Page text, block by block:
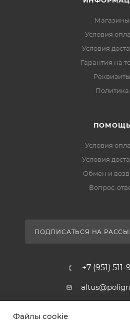
Магазины
Условия
Условия
Гарантия на
Реквизиты
Политика
ПОМОЩЬ
Условия
Условия
Обмен и
Вопрос-
ПОДПИСАТЬСЯ НА
+7 (951) 511-
Ростовская обл,
Файлы cookie